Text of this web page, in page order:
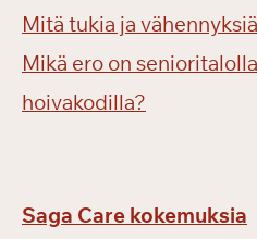
Mitä tukia ja
Mikä ero on
hoivakodilla?
Saga Care kokemuksia